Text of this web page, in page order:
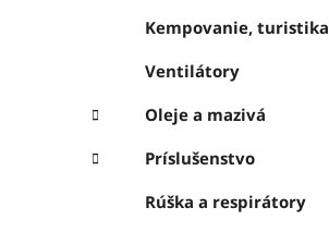
Kempovanie, turistika
Ventilátory
Oleje a mazivá
Príslušenstvo
Rúška a respirátory